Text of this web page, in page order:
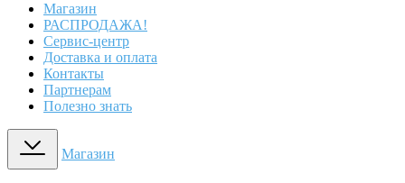
Магазин
РАСПРОДАЖА!
Сервис-центр
Доставка и оплата
Контакты
Партнерам
Полезно знать
Магазин